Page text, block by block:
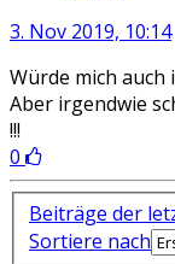
3. Nov 2019, 10:14
Würde mich auch
Aber irgendwie
!!!
0
Beiträge der
Sortiere nach